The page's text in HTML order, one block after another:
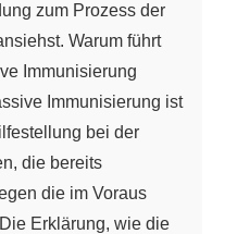
zum Prozess der
Warum führt
Immunisierung
Immunisierung ist
bei der
die bereits
die im Voraus
Erklärung, wie die